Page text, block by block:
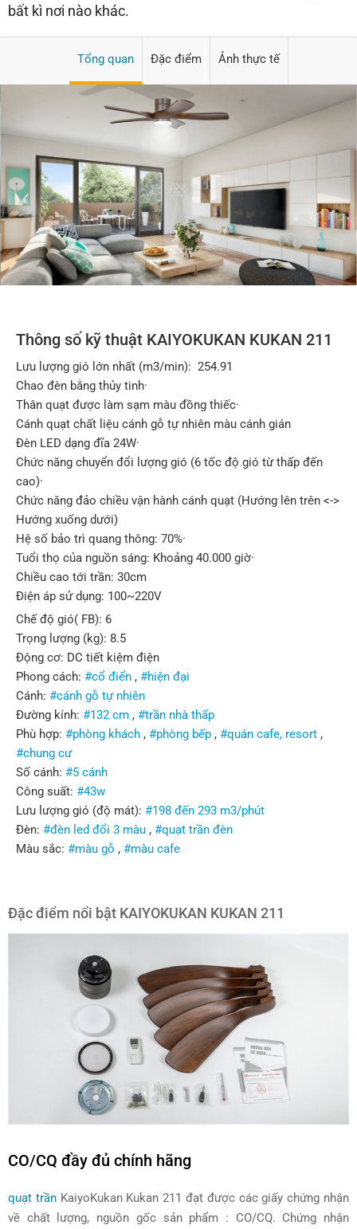
bất kì nơi nào khác.
Tổng quan Đặc điểm Ảnh thực tế
Thông số kỹ thuật KAIYOKUKAN KUKAN 211
Lưu lượng gió lớn nhất (m3/min): 254.91
Chao đèn bằng thủy tinh·
Thân quạt được làm sạm màu đồng thiếc·
Cánh quạt chất liệu cánh gỗ tự nhiên màu cánh gián
Đèn LED dạng đĩa 24W·
Chức năng chuyển đổi lượng gió (6 tốc độ gió từ thấp đến
cao)·
Chức năng đảo chiều vận hành cánh quạt (Hướng lên trên <->
Hướng xuống dưới)
Hệ số bảo trì quang thông: 70%·
Tuổi thọ của nguồn sáng: Khoảng 40.000 giờ·
Chiều cao tới trần: 30cm
Điện áp sử dụng: 100~220V
Chế độ gió( FB): 6
Trọng lượng (kg): 8.5
Động cơ: DC tiết kiệm điện
Phong cách: #cổ điển , #hiện đại
Cánh: #cánh gỗ tự nhiên
Đường kính: #132 cm , #trần nhà thấp
Phù hợp: #phòng khách , #phòng bếp , #quán cafe, resort ,
#chung cư
Số cánh: #5 cánh
Công suất: #43w
Lưu lượng gió (độ mát): #198 đến 293 m3/phút
Đèn: #đèn led đổi 3 màu , #quạt trần đèn
Màu sắc: #màu gỗ , #màu cafe
Đặc điểm nổi bật KAIYOKUKAN KUKAN 211
CO/CQ đầy đủ chính hãng
quạt trầnKaiyoKukan Kukan 211 đạt được các giấy chứng nhận
về chất lượng, nguồn gốc sản phẩm : CO/CQ. Chứng nhận